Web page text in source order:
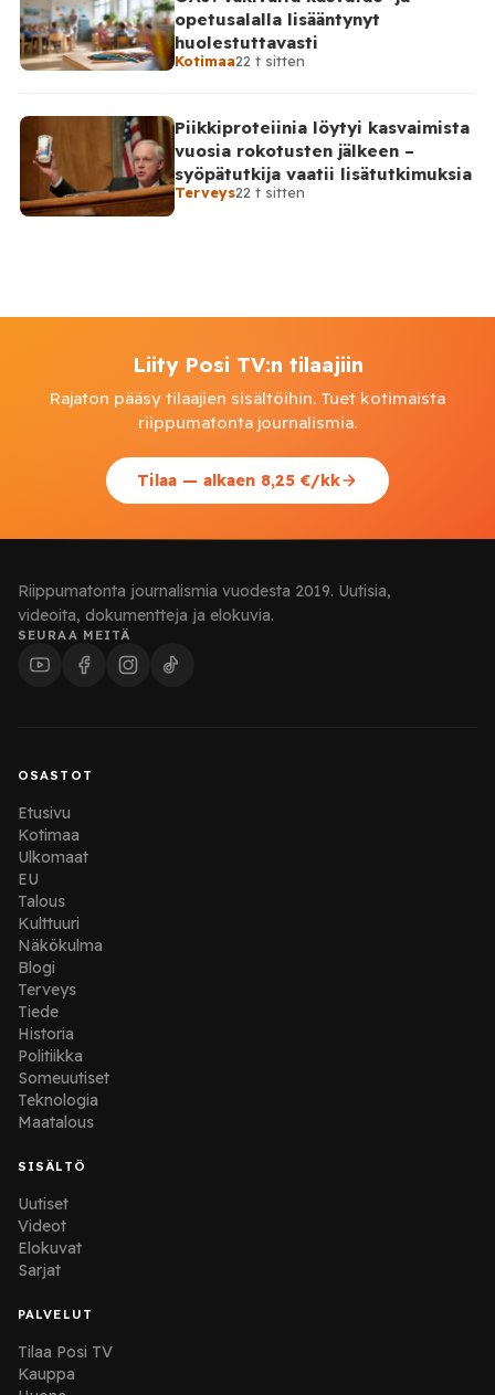
opetusalalla lisääntynyt
huolestuttavasti
Kotimaa22 t sitten
Piikkiproteiinia löytyi kasvaimista
vuosia rokotusten jälkeen –
syöpätutkija vaatii lisätutkimuksia
Terveys22 t sitten
Liity Posi TV:n tilaajiin
Rajaton pääsy tilaajien sisältöihin. Tuet kotimaista
riippumatonta journalismia.
Tilaa — alkaen 8,25 €/kk
Riippumatonta journalismia vuodesta 2019. Uutisia,
videoita, dokumentteja ja elokuvia.
SEURAA MEITÄ
OSASTOT
Etusivu
Kotimaa
Ulkomaat
EU
Talous
Kulttuuri
Näkökulma
Blogi
Terveys
Tiede
Historia
Politiikka
Someuutiset
Teknologia
Maatalous
SISÄLTÖ
Uutiset
Videot
Elokuvat
Sarjat
PALVELUT
Tilaa Posi TV
Kauppa